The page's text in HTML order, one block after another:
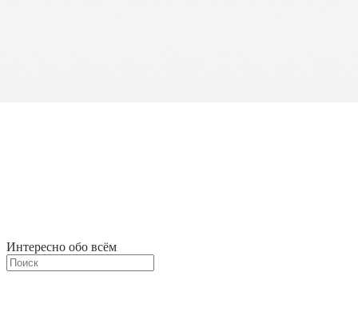
Интересно обо всём